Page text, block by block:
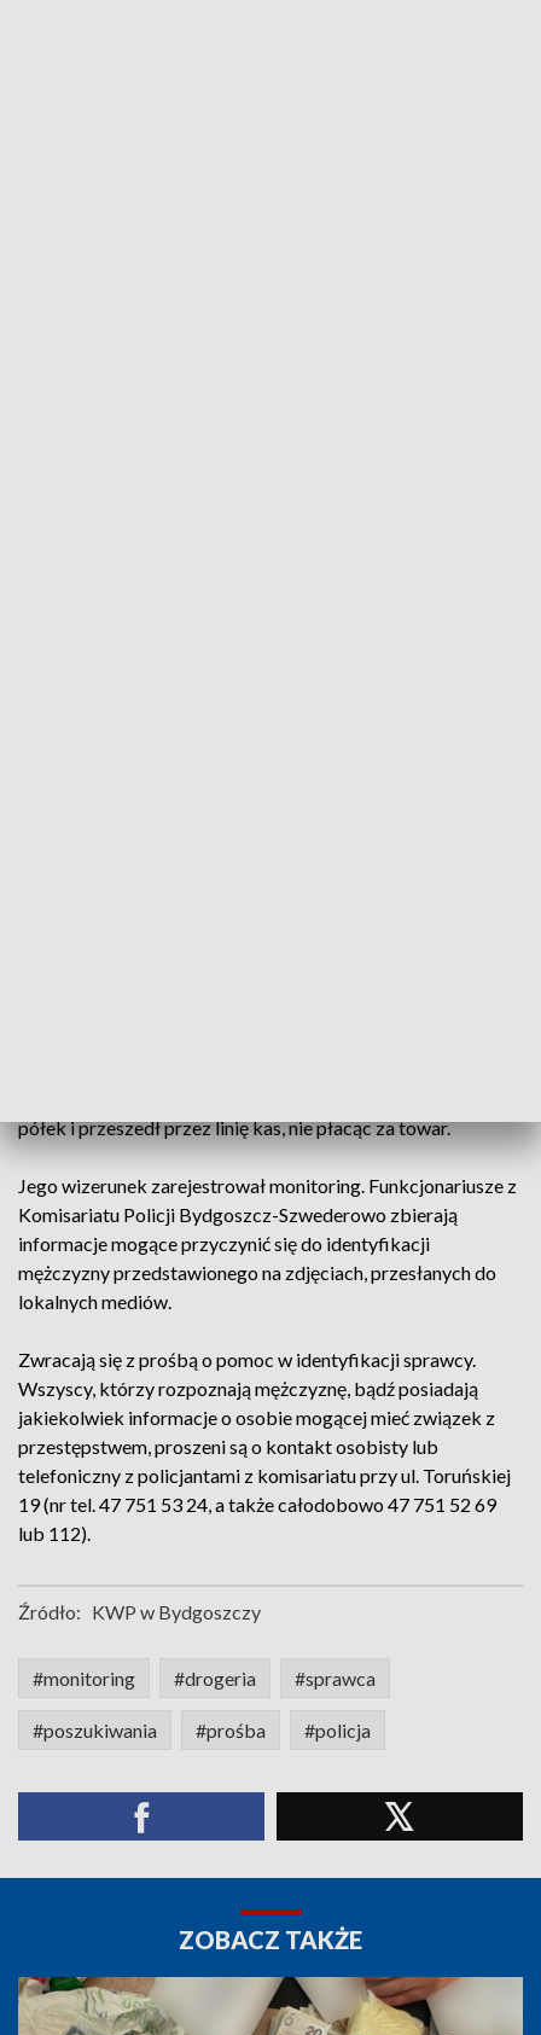
półek i przeszedł przez linię kas, nie płacąc za towar.
Jego wizerunek zarejestrował monitoring. Funkcjonariusze z
Komisariatu Policji Bydgoszcz-Szwederowo zbierają
informacje mogące przyczynić się do identyfikacji
mężczyzny przedstawionego na zdjęciach, przesłanych do
lokalnych mediów.
Zwracają się z prośbą o pomoc w identyfikacji sprawcy.
Wszyscy, którzy rozpoznają mężczyznę, bądź posiadają
jakiekolwiek informacje o osobie mogącej mieć związek z
przestępstwem, proszeni są o kontakt osobisty lub
telefoniczny z policjantami z komisariatu przy ul. Toruńskiej
19 (nr tel. 47 751 53 24, a także całodobowo 47 751 52 69
lub 112).
Źródło: KWP w Bydgoszczy
#monitoring #drogeria #sprawca
#poszukiwania #prośba #policja
ZOBACZ TAKŻE